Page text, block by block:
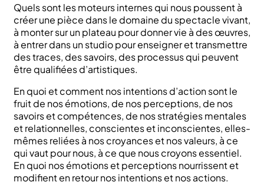
Quels sont les moteurs internes qui nous poussent à
créer une pièce dans le domaine du spectacle vivant,
à monter sur un plateau pour donner vie à des œuvres,
à entrer dans un studio pour enseigner et transmettre
des traces, des savoirs, des processus qui peuvent
être qualifiées d’artistiques.
En quoi et comment nos intentions d’action sont le
fruit de nos émotions, de nos perceptions, de nos
savoirs et compétences, de nos stratégies mentales
et relationnelles, conscientes et inconscientes, elles-
mêmes reliées à nos croyances et nos valeurs, à ce
qui vaut pour nous, à ce que nous croyons essentiel.
En quoi nos émotions et perceptions nourrissent et
modifient en retour nos intentions et nos actions.